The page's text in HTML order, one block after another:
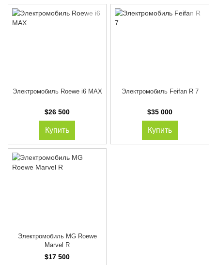
Электромобиль Roewe i6 MAX
$26 500
Купить
Электромобиль Feifan R 7
$35 000
Купить
Электромобиль MG Roewe
Marvel R
$17 500